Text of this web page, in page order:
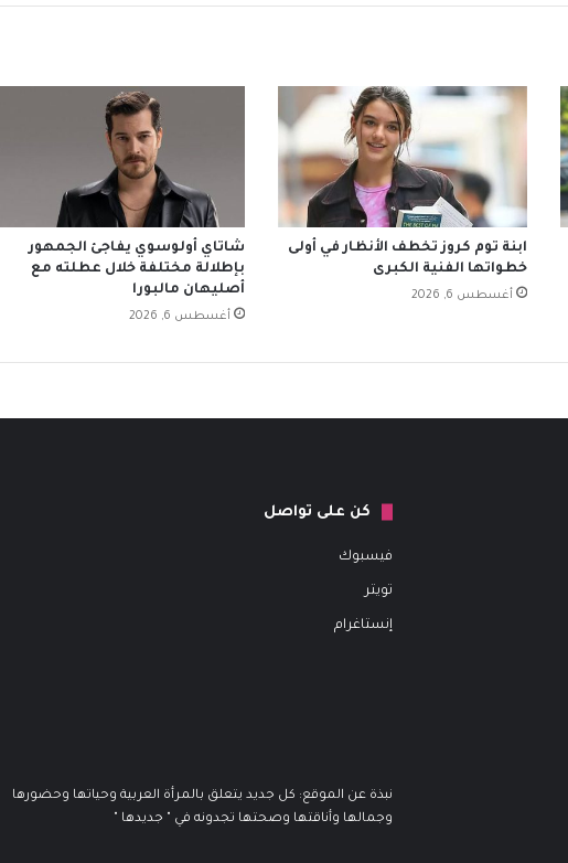
ابنة توم كروز تخطف الأنظار في أولى
خطواتها الفنية الكبرى
أغسطس 6, 2026
شاتاي أولوسوي يفاجئ الجمهور
بإطلالة مختلفة خلال عطلته مع
أصليهان مالبورا
أغسطس 6, 2026
كن على تواصل
فيسبوك
تويتر
إنستاغرام
نبذة عن الموقع: كل جديد يتعلق بالمرأة العربية وحياتها وحضورها
وجمالها وأناقتها وصحتها تجدونه في " جديدها "